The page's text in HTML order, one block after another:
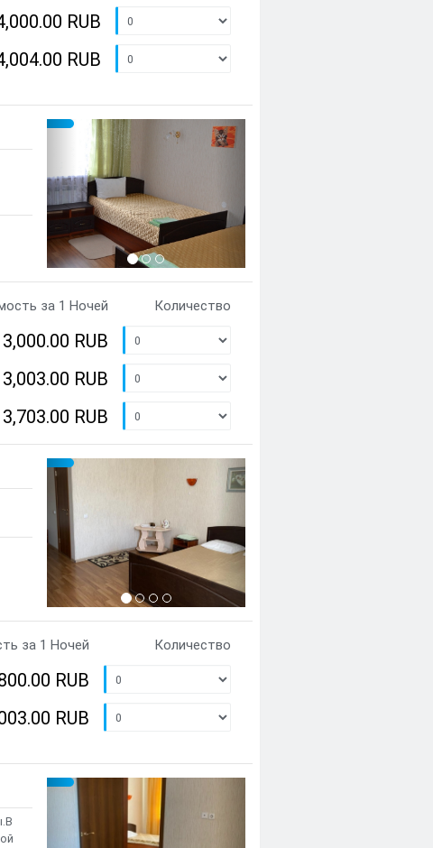
RUB
RUB
{clt_left} 1 Количество
Предыдущий Cледующий
за 1 Ночей Количество
3,000.00 RUB
3,003.00 RUB
3,703.00 RUB
{clt_left} 1 Количество
Предыдущий Cледующий
за 1 Ночей Количество
RUB
RUB
{clt_left} 1 Количество
Предыдущий